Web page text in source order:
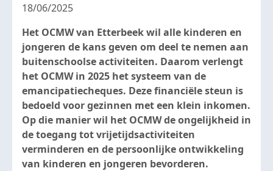
18/06/2025
Het OCMW van Etterbeek wil alle kinderen en
jongeren de kans geven om deel te nemen aan
buitenschoolse activiteiten. Daarom verlengt
het OCMW in 2025 het systeem van de
emancipatiecheques. Deze financiële steun is
bedoeld voor gezinnen met een klein inkomen.
Op die manier wil het OCMW de ongelijkheid in
de toegang tot vrijetijdsactiviteiten
verminderen en de persoonlijke ontwikkeling
van kinderen en jongeren bevorderen.